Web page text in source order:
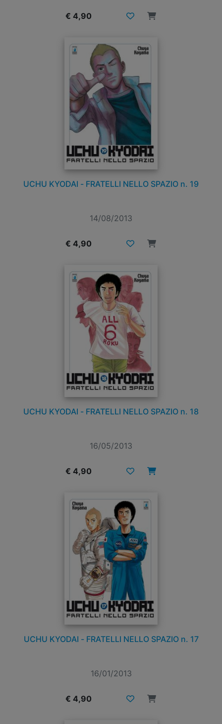
€ 4,90
UCHU KYODAI - FRATELLI NELLO SPAZIO n. 19
14/08/2013
€ 4,90
UCHU KYODAI - FRATELLI NELLO SPAZIO n. 18
16/05/2013
€ 4,90
UCHU KYODAI - FRATELLI NELLO SPAZIO n. 17
16/01/2013
€ 4,90